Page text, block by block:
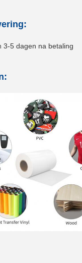
3-5 dagen na betaling